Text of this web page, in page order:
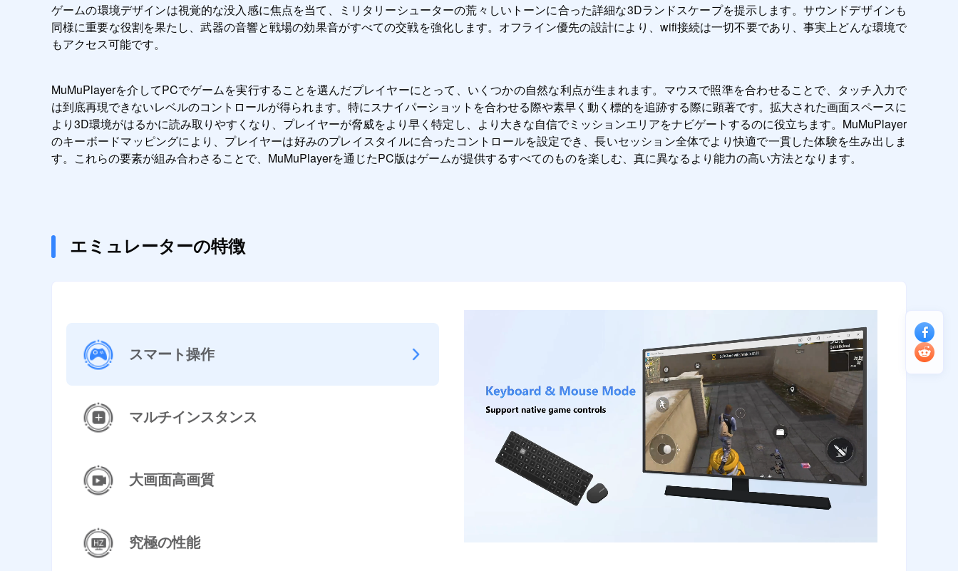
ゲームの環境デザインは視覚的な没入感に焦点を当て、ミリタリーシューターの荒々しいトーンに合った詳細な3Dランドスケープを提示します。サウンドデザインも
同様に重要な役割を果たし、武器の音響と戦場の効果音がすべての交戦を強化します。オフライン優先の設計により、wifi接続は一切不要であり、事実上どんな環境で
もアクセス可能です。
MuMuPlayerを介してPCでゲームを実行することを選んだプレイヤーにとって、いくつかの自然な利点が生まれます。マウスで照準を合わせることで、タッチ入力で
は到底再現できないレベルのコントロールが得られます。特にスナイパーショットを合わせる際や素早く動く標的を追跡する際に顕著です。拡大された画面スペースに
より3D環境がはるかに読み取りやすくなり、プレイヤーが脅威をより早く特定し、より大きな自信でミッションエリアをナビゲートするのに役立ちます。MuMuPlayer
のキーボードマッピングにより、プレイヤーは好みのプレイスタイルに合ったコントロールを設定でき、長いセッション全体でより快適で一貫した体験を生み出しま
す。これらの要素が組み合わさることで、MuMuPlayerを通じたPC版はゲームが提供するすべてのものを楽しむ、真に異なるより能力の高い方法となります。
エミュレーターの特徴
スマート操作
マルチインスタンス
大画面高画質
究極の性能